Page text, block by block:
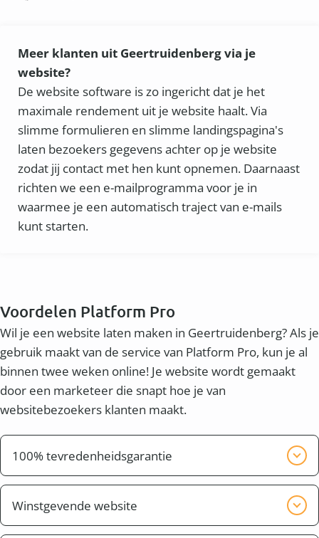
Meer klanten uit Geertruidenberg via je
website?
De website software is zo ingericht dat je het
maximale rendement uit je website haalt. Via
slimme formulieren en slimme landingspagina's
laten bezoekers gegevens achter op je website
zodat jij contact met hen kunt opnemen. Daarnaast
richten we een e-mailprogramma voor je in
waarmee je een automatisch traject van e-mails
kunt starten.
Voordelen Platform Pro
Wil je een website laten maken in Geertruidenberg? Als je
gebruik maakt van de service van Platform Pro, kun je al
binnen twee weken online! Je website wordt gemaakt
door een marketeer die snapt hoe je van
websitebezoekers klanten maakt.
100% tevredenheidsgarantie
Wij willen graag dat je tevreden bent met het
eindresultaat. Wij zorgen er voor dat de website pas
klaar is, wanneer jij tevreden bent.
Winstgevende website